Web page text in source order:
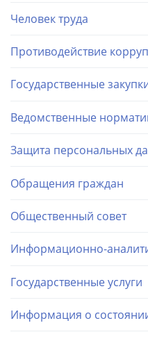
Человек труда
Противодействие
Государственные
Ведомственные
Защита персональных
Обращения граждан
Общественный совет
Информационно-
Государственные услуги
Информация о